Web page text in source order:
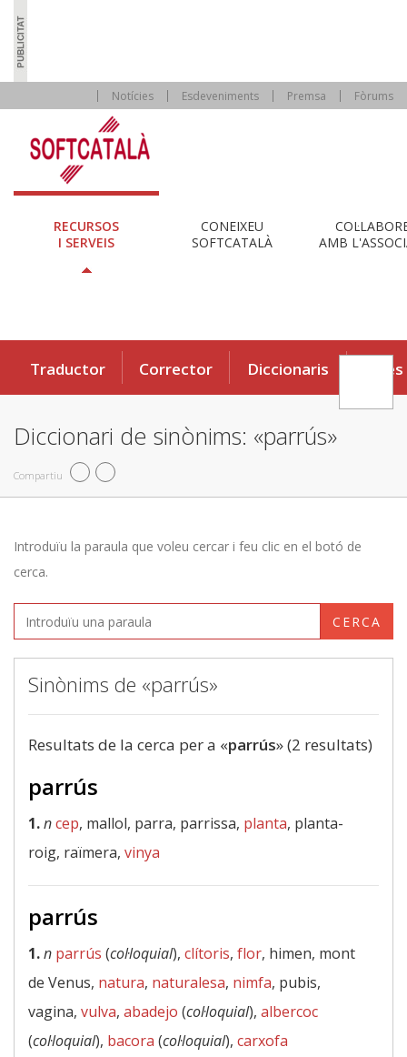
Notícies Esdeveniments Premsa Fòrums
RECURSOS
I SERVEIS
CONEIXEU
SOFTCATALÀ
AMB
Traductor Corrector Diccionaris Eines
Diccionari de sinònims: «parrús»
Compartiu
Introduïu la paraula que voleu cercar i feu clic en el botó de
cerca.
CERCA
Sinònims de «parrús»
Resultats de la cerca per a «parrús» (2 resultats)
parrús
1.ncep, mallol, parra, parrissa, planta, planta-
roig, raïmera, vinya
parrús
1.n parrús (col·loquial), clítoris, flor, himen, mont
de Venus, natura, naturalesa, nimfa, pubis,
vagina, vulva, abadejo (col·loquial), albercoc
(col·loquial), bacora (col·loquial), carxofa